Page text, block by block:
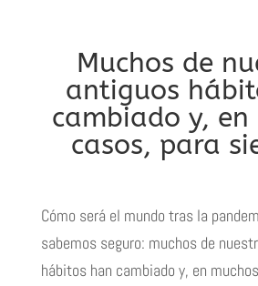
Muchos de
antiguos
cambiado y, en
casos, para
Cómo será el mundo tras la
sabemos seguro: muchos de
hábitos han cambiado y, en